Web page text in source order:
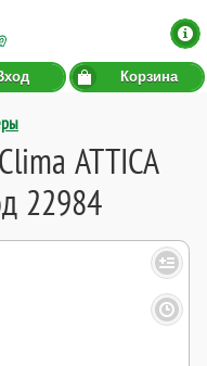
Корзина
ATTICA
22984